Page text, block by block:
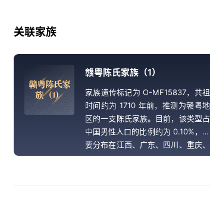
关联家族
赣粤陈氏家
族（1）
赣粤陈氏家族（1）
家族遗传标记为 O-MF15837，共祖
时间约为 1710 年前，推测为赣粤地
区的一支陈氏家族。目前，该类型占
中国男性人口的比例约为 0.10%，主
要分布在江西、广东、四川、重庆、
广西等省，陈姓为首位大姓。